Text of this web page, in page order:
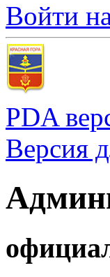
Войти
PDA
Версия